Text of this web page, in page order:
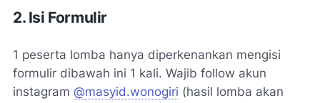
2. Isi Formulir
1 peserta lomba hanya diperkenankan mengisi
formulir dibawah ini 1 kali. Wajib follow akun
instagram @masyid.wonogiri (hasil lomba akan